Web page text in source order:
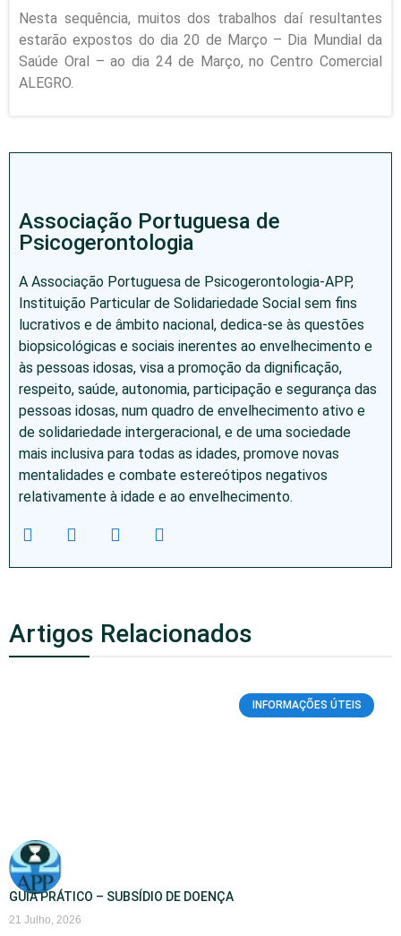
Nesta sequência, muitos dos trabalhos daí resultantes
estarão expostos do dia 20 de Março – Dia Mundial da
Saúde Oral – ao dia 24 de Março, no Centro Comercial
ALEGRO.
Associação Portuguesa de
Psicogerontologia
A Associação Portuguesa de Psicogerontologia-APP,
Instituição Particular de Solidariedade Social sem fins
lucrativos e de âmbito nacional, dedica-se às questões
biopsicológicas e sociais inerentes ao envelhecimento e
às pessoas idosas, visa a promoção da dignificação,
respeito, saúde, autonomia, participação e segurança das
pessoas idosas, num quadro de envelhecimento ativo e
de solidariedade intergeracional, e de uma sociedade
mais inclusiva para todas as idades, promove novas
mentalidades e combate estereótipos negativos
relativamente à idade e ao envelhecimento.
Artigos Relacionados
INFORMAÇÕES ÚTEIS
GUIA PRÁTICO – SUBSÍDIO DE DOENÇA
21 Julho, 2026